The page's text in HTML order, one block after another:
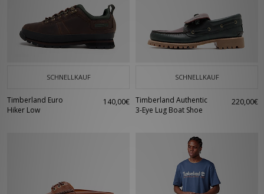
SCHNELLKAUF
Timberland Euro
Hiker Low
140,00€
SCHNELLKAUF
Timberland Authentic
3-Eye Lug Boat Shoe
220,00€